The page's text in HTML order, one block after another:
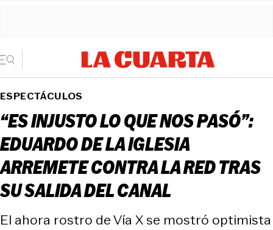
ESPECTÁCULOS
“ES INJUSTO LO QUE NOS PASÓ”:
EDUARDO DE LA IGLESIA
ARREMETE CONTRA LA RED TRAS
SU SALIDA DEL CANAL
El ahora rostro de Vía X se mostró optimista